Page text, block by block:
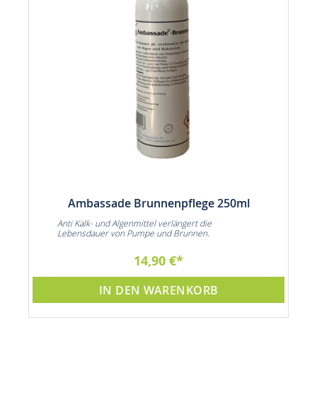
Ambassade Brunnenpflege 250ml
Anti Kalk- und Algenmittel verlängert die
Lebensdauer von Pumpe und Brunnen.
14,90 €
IN DEN WARENKORB